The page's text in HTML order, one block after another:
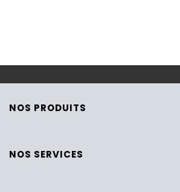
NOS PRODUITS
NOS SERVICES